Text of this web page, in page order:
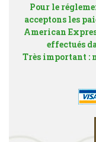
Pour le
acceptons les
American
effectués
Très important :